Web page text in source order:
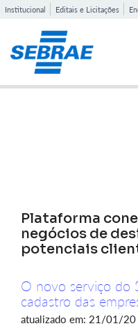
Institucional Editais e Licitações
Plataforma
negócios de
potenciais
O novo serviço do
cadastro das
atualizado em: 21/01/20